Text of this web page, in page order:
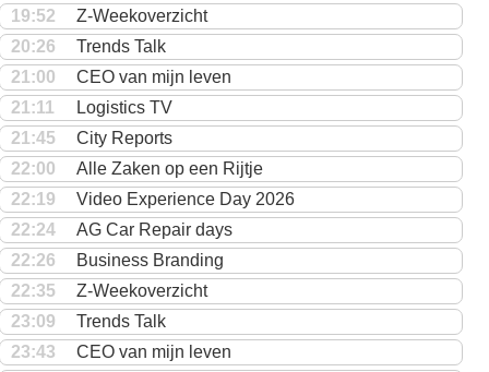
19:52
Z-Weekoverzicht
20:26
Trends Talk
21:00
CEO van mijn leven
21:11
Logistics TV
21:45
City Reports
22:00
Alle Zaken op een Rijtje
22:19
Video Experience Day 2026
22:24
AG Car Repair days
22:26
Business Branding
22:35
Z-Weekoverzicht
23:09
Trends Talk
23:43
CEO van mijn leven